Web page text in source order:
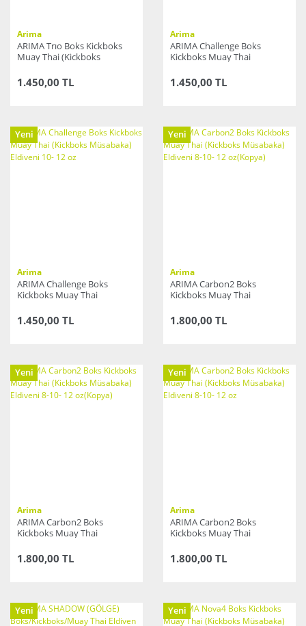
Arima
ARIMA Trıo Boks Kickboks
Muay Thai (Kickboks
1.450,00 TL
Arima
ARIMA Challenge Boks
Kickboks Muay Thai
Eldiveni 10- 12 oz(Kopya)
1.450,00 TL
Yeni
Arima
ARIMA Challenge Boks
Kickboks Muay Thai
Eldiveni 10- 12 oz
1.450,00 TL
Yeni
Arima
ARIMA Carbon2 Boks
Kickboks Muay Thai
Eldiveni 8-10- 12 oz(Kopya)
1.800,00 TL
Yeni
Arima
ARIMA Carbon2 Boks
Kickboks Muay Thai
Eldiveni 8-10- 12 oz(Kopya)
1.800,00 TL
Yeni
Arima
ARIMA Carbon2 Boks
Kickboks Muay Thai
Eldiveni 8-10- 12 oz
1.800,00 TL
Yeni Yeni